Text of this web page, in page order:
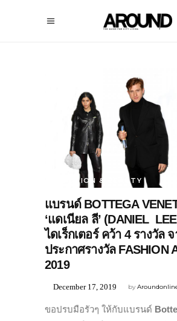
FASHION & BEAUTY
แบรนด์ BOTTEGA
‘แดเนียล ลี’ (DANIEL
ไดเร็กเตอร์ คว้า 4 รางวัล
ประกาศรางวัล FASHION
2019
by
December 17, 2019
ขอปรบมือรัวๆ ให้กับแบรนด์